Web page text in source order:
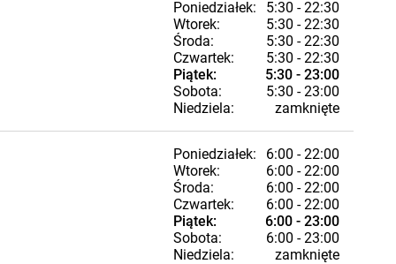
Poniedziałek:
5:30 - 22:30
Wtorek:
5:30 - 22:30
Środa:
5:30 - 22:30
Czwartek:
5:30 - 22:30
Piątek:
5:30 - 23:00
Sobota:
5:30 - 23:00
Niedziela:
zamknięte
Poniedziałek:
6:00 - 22:00
Wtorek:
6:00 - 22:00
Środa:
6:00 - 22:00
Czwartek:
6:00 - 22:00
Piątek:
6:00 - 23:00
Sobota:
6:00 - 23:00
Niedziela:
zamknięte